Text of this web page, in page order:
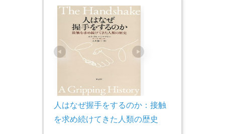
人はなぜ握手をするのか：接触
を求め続けてきた人類の歴史